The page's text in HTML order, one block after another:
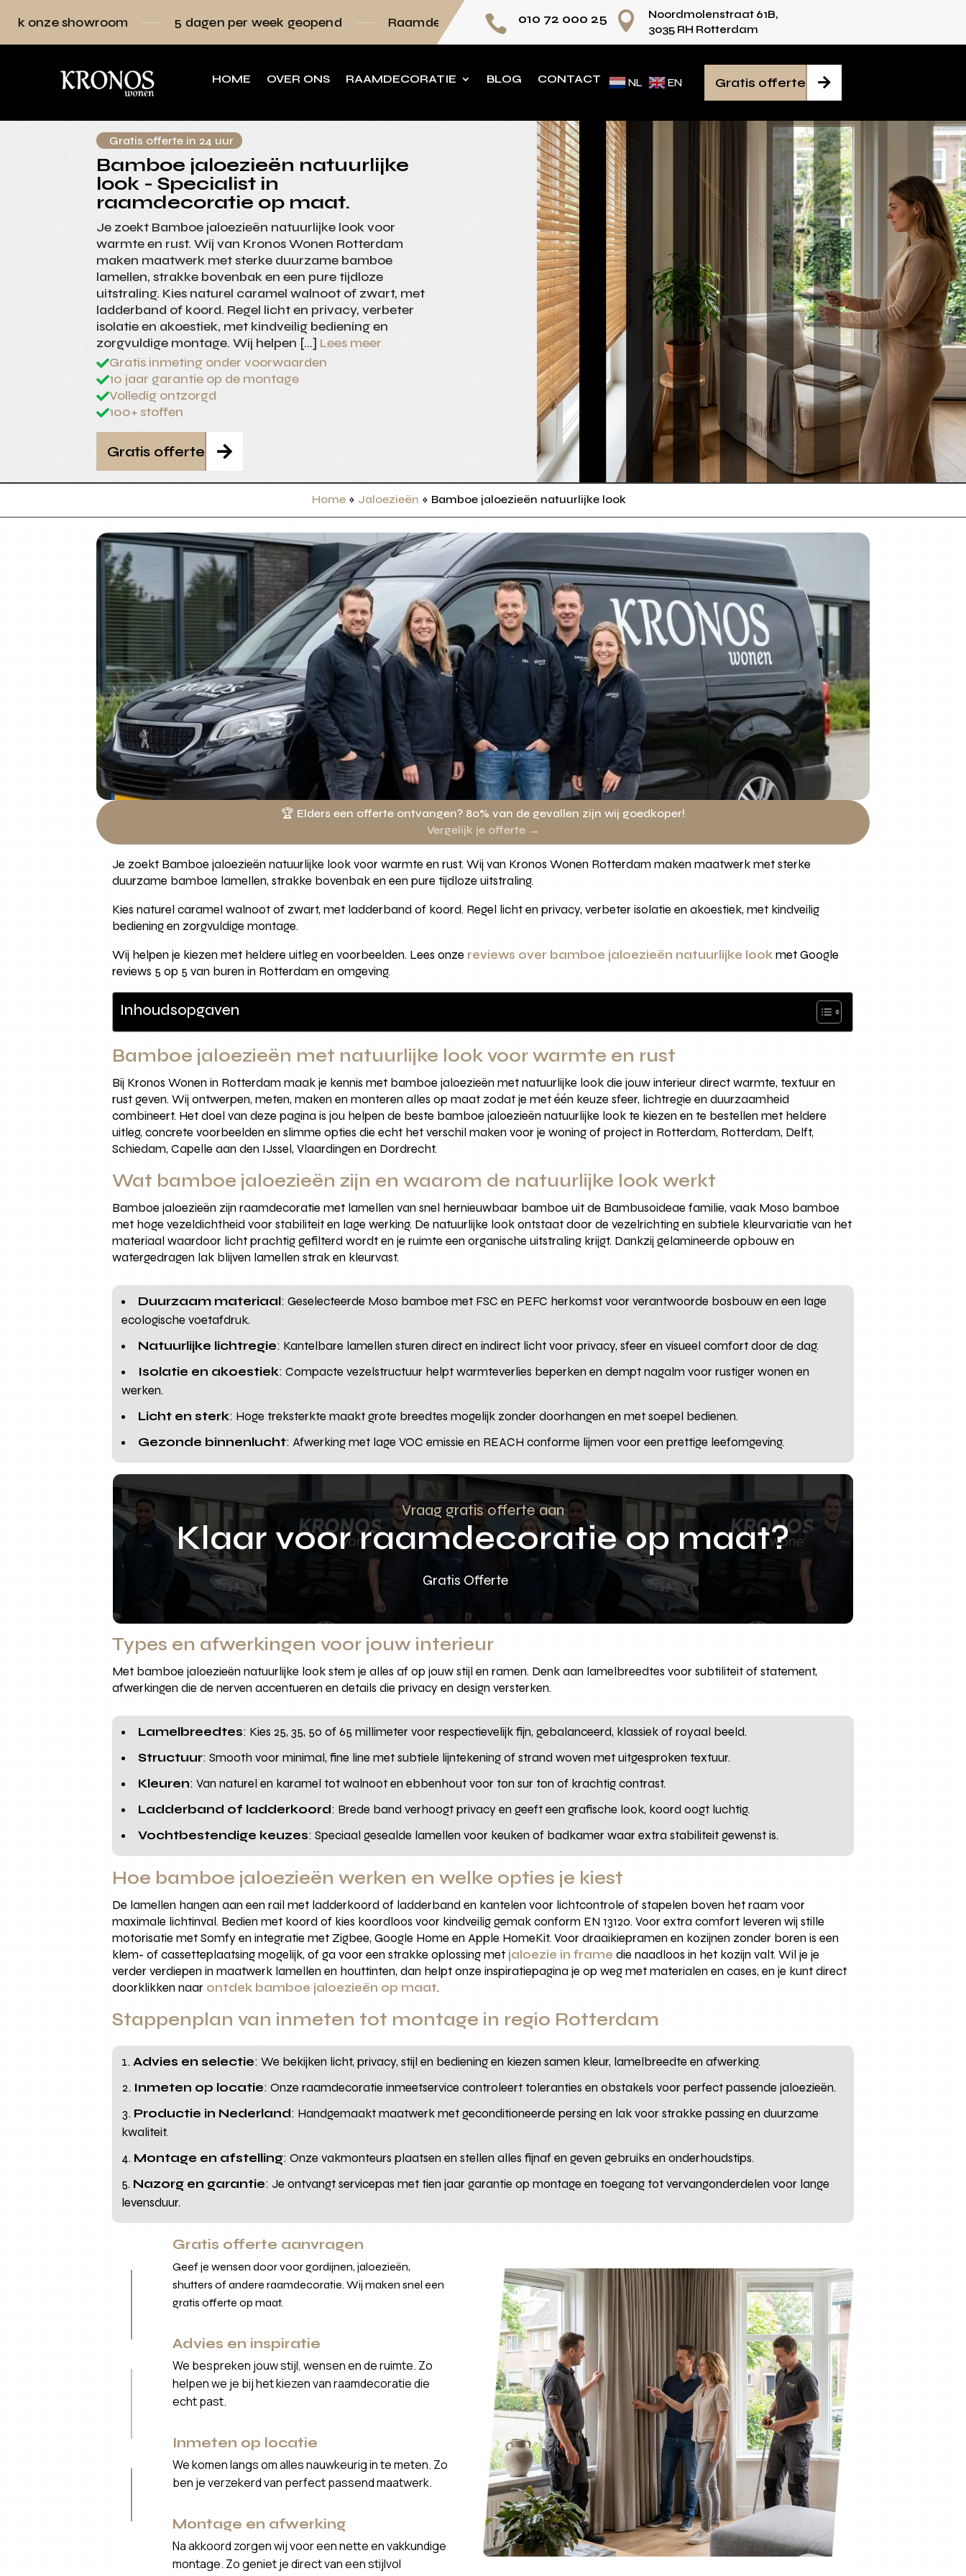
5 dagen per week geopend Raamdecoratie volledig op maat Persoonlijk advies voor iedere ruimte
 010 72 000 25 
Noordmolenstraat 61B,
3035 RH Rotterdam
HOME OVER ONS RAAMDECORATIE BLOG CONTACT NL EN 
Gratis offerte
Gratis offerte in 24 uur
Bamboe jaloezieën natuurlijke
look - Specialist in
raamdecoratie op maat.
Je zoekt Bamboe jaloezieën natuurlijke look voor
warmte en rust. Wij van Kronos Wonen Rotterdam
maken maatwerk met sterke duurzame bamboe
lamellen, strakke bovenbak en een pure tijdloze
uitstraling. Kies naturel caramel walnoot of zwart, met
ladderband of koord. Regel licht en privacy, verbeter
isolatie en akoestiek, met kindveilig bediening en
zorgvuldige montage. Wij helpen […] Lees meer
Gratis inmeting onder voorwaarden
10 jaar garantie op de montage
Volledig ontzorgd
100+ stoffen

Gratis offerte
Home» Jaloezieën » Bamboe jaloezieën natuurlijke look
🏆 Elders een offerte ontvangen? 80% van de gevallen zijn wij goedkoper!
Vergelijk je offerte →
Je zoekt Bamboe jaloezieën natuurlijke look voor warmte en rust. Wij van Kronos Wonen Rotterdam maken maatwerk met sterke
duurzame bamboe lamellen, strakke bovenbak en een pure tijdloze uitstraling.
Kies naturel caramel walnoot of zwart, met ladderband of koord. Regel licht en privacy, verbeter isolatie en akoestiek, met kindveilig
bediening en zorgvuldige montage.
Wij helpen je kiezen met heldere uitleg en voorbeelden. Lees onze reviews over bamboe jaloezieën natuurlijke lookmet Google
reviews 5 op 5 van buren in Rotterdam en omgeving.
Inhoudsopgaven
Bamboe jaloezieën met natuurlijke look voor warmte en rust
Bij Kronos Wonen in Rotterdam maak je kennis met bamboe jaloezieën met natuurlijke look die jouw interieur direct warmte, textuur en
rust geven. Wij ontwerpen, meten, maken en monteren alles op maat zodat je met één keuze sfeer, lichtregie en duurzaamheid
combineert. Het doel van deze pagina is jou helpen de beste bamboe jaloezieën natuurlijke look te kiezen en te bestellen met heldere
uitleg, concrete voorbeelden en slimme opties die echt het verschil maken voor je woning of project in Rotterdam, Rotterdam, Delft,
Schiedam, Capelle aan den IJssel, Vlaardingen en Dordrecht.
Wat bamboe jaloezieën zijn en waarom de natuurlijke look werkt
Bamboe jaloezieën zijn raamdecoratie met lamellen van snel hernieuwbaar bamboe uit de Bambusoideae familie, vaak Moso bamboe
met hoge vezeldichtheid voor stabiliteit en lage werking. De natuurlijke look ontstaat door de vezelrichting en subtiele kleurvariatie van het
materiaal waardoor licht prachtig gefilterd wordt en je ruimte een organische uitstraling krijgt. Dankzij gelamineerde opbouw en
watergedragen lak blijven lamellen strak en kleurvast.
Duurzaam materiaal: Geselecteerde Moso bamboe met FSC en PEFC herkomst voor verantwoorde bosbouw en een lage
ecologische voetafdruk.
Natuurlijke lichtregie: Kantelbare lamellen sturen direct en indirect licht voor privacy, sfeer en visueel comfort door de dag.
Isolatie en akoestiek: Compacte vezelstructuur helpt warmteverlies beperken en dempt nagalm voor rustiger wonen en
werken.
Licht en sterk: Hoge treksterkte maakt grote breedtes mogelijk zonder doorhangen en met soepel bedienen.
Gezonde binnenlucht: Afwerking met lage VOC emissie en REACH conforme lijmen voor een prettige leefomgeving.
Vraag gratis offerte aan
Klaar voor raamdecoratie op maat?
Gratis Offerte
Types en afwerkingen voor jouw interieur
Met bamboe jaloezieën natuurlijke look stem je alles af op jouw stijl en ramen. Denk aan lamelbreedtes voor subtiliteit of statement,
afwerkingen die de nerven accentueren en details die privacy en design versterken.
Lamelbreedtes: Kies 25, 35, 50 of 65 millimeter voor respectievelijk fijn, gebalanceerd, klassiek of royaal beeld.
Structuur: Smooth voor minimal, fine line met subtiele lijntekening of strand woven met uitgesproken textuur.
Kleuren: Van naturel en karamel tot walnoot en ebbenhout voor ton sur ton of krachtig contrast.
Ladderband of ladderkoord: Brede band verhoogt privacy en geeft een grafische look, koord oogt luchtig.
Vochtbestendige keuzes: Speciaal gesealde lamellen voor keuken of badkamer waar extra stabiliteit gewenst is.
Hoe bamboe jaloezieën werken en welke opties je kiest
De lamellen hangen aan een rail met ladderkoord of ladderband en kantelen voor lichtcontrole of stapelen boven het raam voor
maximale lichtinval. Bedien met koord of kies koordloos voor kindveilig gemak conform EN 13120. Voor extra comfort leveren wij stille
motorisatie met Somfy en integratie met Zigbee, Google Home en Apple HomeKit. Voor draaikiepramen en kozijnen zonder boren is een
klem- of cassetteplaatsing mogelijk, of ga voor een strakke oplossing met jaloezie in frame die naadloos in het kozijn valt. Wil je je
verder verdiepen in maatwerk lamellen en houttinten, dan helpt onze inspiratiepagina je op weg met materialen en cases, en je kunt direct
doorklikken naar ontdek bamboe jaloezieën op maat.
Stappenplan van inmeten tot montage in regio Rotterdam
Advies en selectie: We bekijken licht, privacy, stijl en bediening en kiezen samen kleur, lamelbreedte en afwerking.
Inmeten op locatie: Onze raamdecoratie inmeetservice controleert toleranties en obstakels voor perfect passende jaloezieën.
Productie in Nederland: Handgemaakt maatwerk met geconditioneerde persing en lak voor strakke passing en duurzame
kwaliteit.
Montage en afstelling: Onze vakmonteurs plaatsen en stellen alles fijnaf en geven gebruiks en onderhoudstips.
Nazorg en garantie: Je ontvangt servicepas met tien jaar garantie op montage en toegang tot vervangonderdelen voor lange
levensduur.
Gratis offerte aanvragen
Geef je wensen door voor gordijnen, jaloezieën,
shutters of andere raamdecoratie. Wij maken snel een
gratis offerte op maat.
Advies en inspiratie
We bespreken jouw stijl, wensen en de ruimte. Zo
helpen we je bij het kiezen van raamdecoratie die
echt past.
Inmeten op locatie
We komen langs om alles nauwkeurig in te meten. Zo
ben je verzekerd van perfect passend maatwerk.
Montage en afwerking
Na akkoord zorgen wij voor een nette en vakkundige
montage. Zo geniet je direct van een stijlvol